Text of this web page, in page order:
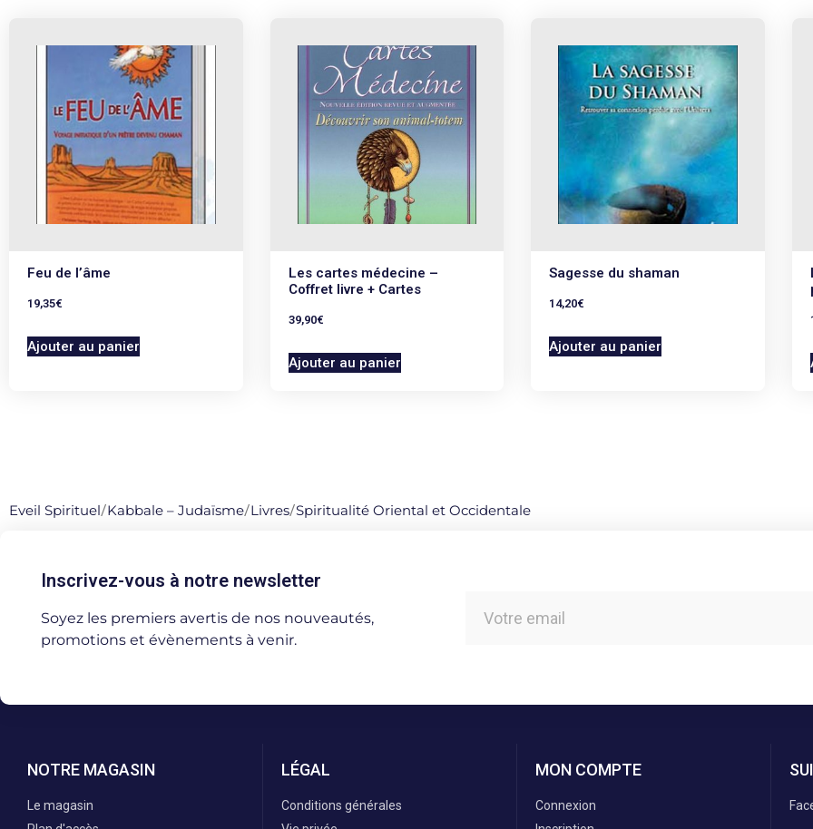
Feu de l’âme
19,35€
Ajouter au panier
Les cartes médecine –
Coffret livre + Cartes
39,90€
Ajouter au panier
Sagesse du shaman
14,20€
Ajouter au panier
Eveil Spirituel/Kabbale – Judaïsme/Livres/Spiritualité Oriental et Occidentale
Inscrivez-vous à notre newsletter
Soyez les premiers avertis de nos nouveautés,
promotions et évènements à venir.
NOTRE MAGASIN
Le magasin
LÉGAL
Conditions générales
MON COMPTE
Connexion